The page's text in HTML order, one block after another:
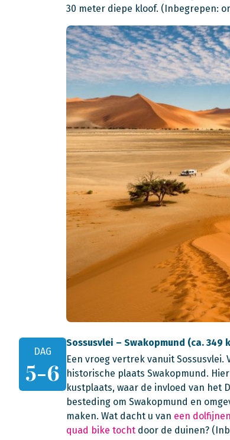
30 meter diepe kloof. (Inbegrepen:
DAG
5-6
Sossusvlei – Swakopmund (ca. 349
Een vroeg vertrek vanuit
historische plaats Swakopmund.
kustplaats, waar de invloed van het
besteding om Swakopmund en
maken. Wat dacht u van een
quad bike tocht door de duinen?